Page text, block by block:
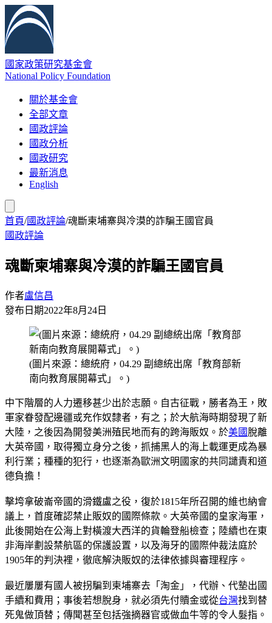
國家政策研究基金會
National Policy Foundation
關於基金會
全部文章
國政評論
國政分析
國政研究
最新消息
English
首頁/國政評論/魂斷柬埔寨與冷漠的詐騙王國官員
國政評論
魂斷柬埔寨與冷漠的詐騙王國官員
作者盧信昌
發布日期2022年8月24日
(圖片來源：總統府，04.29 副總統出席「教育部新
南向教育展開幕式」。)
中下階層的人力遷移甚少出於志願。自古征戰，勝者為王，敗
軍家眷發配邊疆或充作奴隸者，有之；於大航海時期發現了新
大陸，之後因為開發美洲殖民地而有的跨海販奴。於美國 脫離
大英帝國，取得獨立身分之後，抓捕黑人的海上載運更成為暴
利行業；種種的犯行，也逐漸為歐洲文明國家的共同譴責和道
德負擔！
擊垮拿破崙帝國的滑鐵盧之役，復於1815年所召開的維也納會
議上，首度確認禁止販奴的國際條款。大英帝國的皇家海軍，
此後開始在公海上對橫渡大西洋的貨輪登船檢查；陸續也在東
非海岸劃設禁航區的保護設置，以及海牙的國際仲裁法庭於
1905年的判決裡，徹底解決販奴的法律依據與審理程序。
最近屢屢有國人被拐騙到柬埔寨去「淘金」，代辦、代墊出國
手續和費用；事後若想脫身，就必須先付贖金或從台灣找到替
死鬼做頂替；傳聞甚至包括強摘器官或做血牛等的令人髮指。